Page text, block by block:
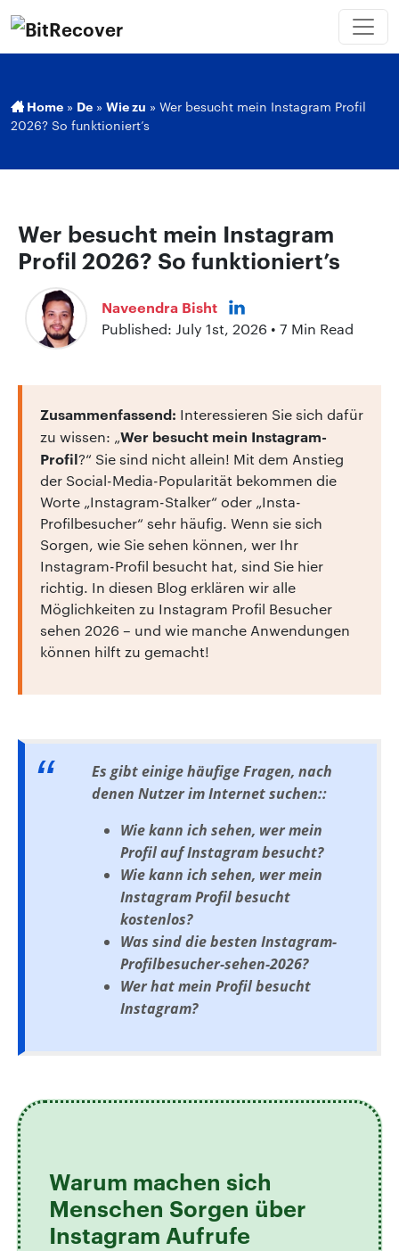
Home » De » Wie zu » Wer besucht mein Instagram Profil
2026? So funktioniert’s
Wer besucht mein Instagram
Profil 2026? So funktioniert’s
Naveendra Bisht
Published: July 1st, 2026 • 7 Min Read
Zusammenfassend: Interessieren Sie sich dafür
zu wissen: „Wer besucht mein Instagram-
Profil?“ Sie sind nicht allein! Mit dem Anstieg
der Social-Media-Popularität bekommen die
Worte „Instagram-Stalker“ oder „Insta-
Profilbesucher“ sehr häufig. Wenn sie sich
Sorgen, wie Sie sehen können, wer Ihr
Instagram-Profil besucht hat, sind Sie hier
richtig. In diesen Blog erklären wir alle
Möglichkeiten zu Instagram Profil Besucher
sehen 2026 – und wie manche Anwendungen
können hilft zu gemacht!
Es gibt einige häufige Fragen, nach
denen Nutzer im Internet suchen::
Wie kann ich sehen, wer mein
Profil auf Instagram besucht?
Wie kann ich sehen, wer mein
Instagram Profil besucht
kostenlos?
Was sind die besten Instagram-
Profilbesucher-sehen-2026?
Wer hat mein Profil besucht
Instagram?
Warum machen sich
Menschen Sorgen über
Instagram Aufrufe